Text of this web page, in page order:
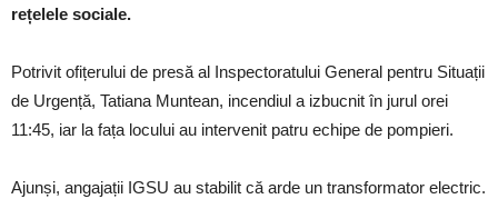
rețelele sociale.
Potrivit ofițerului de presă al Inspectoratului General pentru Situații
de Urgență, Tatiana Muntean, incendiul a izbucnit în jurul orei
11:45, iar la fața locului au intervenit patru echipe de pompieri.
Ajunși, angajații IGSU au stabilit că arde un transformator electric.